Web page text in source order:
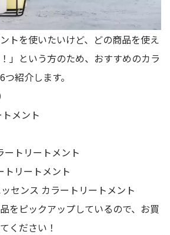
トを使いたいけど、どの商品を使え
」という方のため、おすすめのカラ
紹介します。
メント
ートリートメント
トリートメント
センス カラートリートメント
をピックアップしているので、お買
ください！